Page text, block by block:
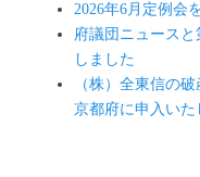
2026年6月定例会
府議団ニュース
しました
（株）全東信の
京都府に申入いた